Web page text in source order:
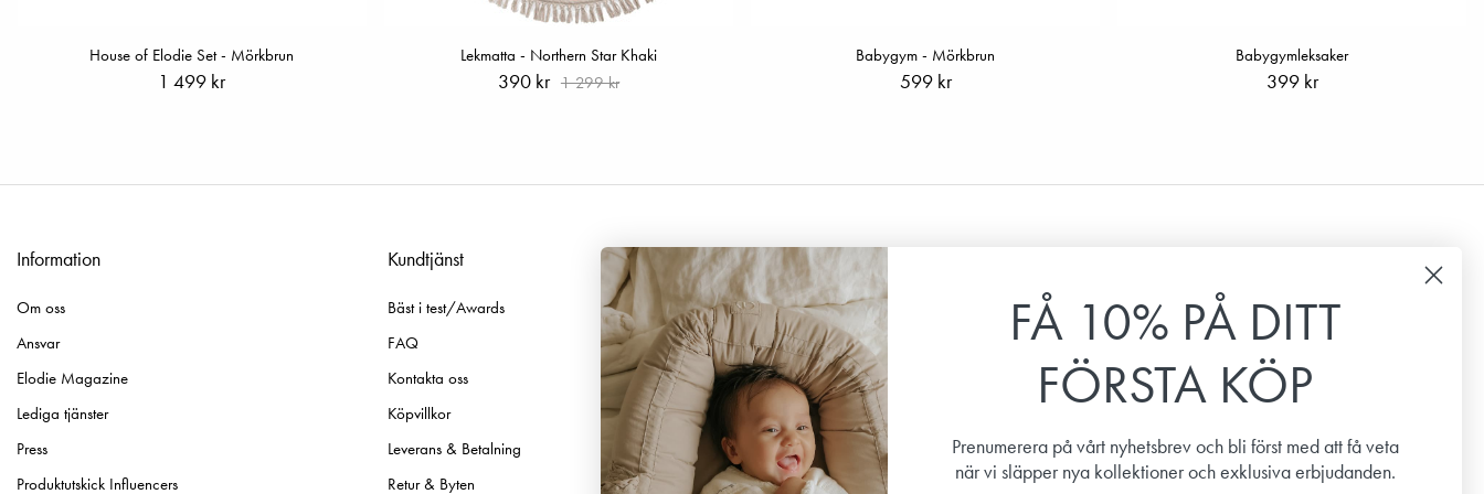
House of Elodie Set - Mörkbrun
1 499 kr
Lekmatta - Northern Star Khaki
390 kr 1 299 kr
Babygym - Mörkbrun
599 kr
Babygymleksaker
399 kr
Information
Om oss
Ansvar
Elodie Magazine
Lediga tjänster
Press
Produktutskick Influencers
Kundtjänst
Bäst i test/Awards
FAQ
Kontakta oss
Köpvillkor
Leverans & Betalning
Retur & Byten
Följ oss
Facebook
Instagram
TikTok
Pinterest
Youtube
Linkedin
Prenumerera på vårt nyhetsbrev för att få de senaste
nyheterna, erbjudanden och inspiration.
Email
PRENUMERERA
FÅ 10% PÅ DITT
FÖRSTA KÖP
Prenumerera på vårt nyhetsbrev och bli först med att få veta
när vi släpper nya kollektioner och exklusiva erbjudanden.